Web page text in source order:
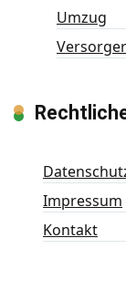
Umzug
Versorger
Impressum
Kontakt